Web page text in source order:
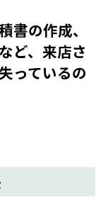
書の作成、
ど、来店さ
っているの